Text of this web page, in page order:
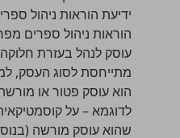
ידיעת הוראות ניהול
הוראות ניהול ספרים
עוסק לנהל בעזרת
מתייחסת לסוג העסק,
הואעוסק פטוראו
לדוגמא – על
שהואעוסק מורשה